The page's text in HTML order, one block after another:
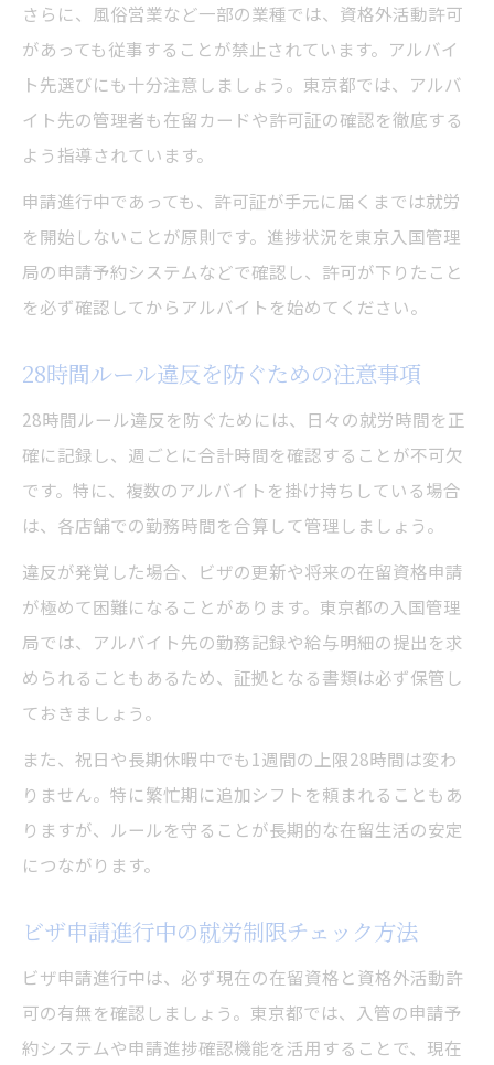
さらに、風俗営業など一部の業種では、資格外活動許可
があっても従事することが禁止されています。アルバイ
ト先選びにも十分注意しましょう。東京都では、アルバ
イト先の管理者も在留カードや許可証の確認を徹底する
よう指導されています。
申請進行中であっても、許可証が手元に届くまでは就労
を開始しないことが原則です。進捗状況を東京入国管理
局の申請予約システムなどで確認し、許可が下りたこと
を必ず確認してからアルバイトを始めてください。
28時間ルール違反を防ぐための注意事項
28時間ルール違反を防ぐためには、日々の就労時間を正
確に記録し、週ごとに合計時間を確認することが不可欠
です。特に、複数のアルバイトを掛け持ちしている場合
は、各店舗での勤務時間を合算して管理しましょう。
違反が発覚した場合、ビザの更新や将来の在留資格申請
が極めて困難になることがあります。東京都の入国管理
局では、アルバイト先の勤務記録や給与明細の提出を求
められることもあるため、証拠となる書類は必ず保管し
ておきましょう。
また、祝日や長期休暇中でも1週間の上限28時間は変わ
りません。特に繁忙期に追加シフトを頼まれることもあ
りますが、ルールを守ることが長期的な在留生活の安定
につながります。
ビザ申請進行中の就労制限チェック方法
ビザ申請進行中は、必ず現在の在留資格と資格外活動許
可の有無を確認しましょう。東京都では、入管の申請予
約システムや申請進捗確認機能を活用することで、現在